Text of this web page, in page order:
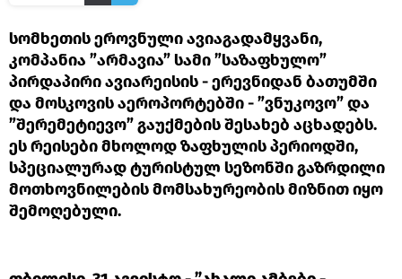
სომხეთის ეროვნული ავიაგადამყვანი,
კომპანია ”არმავია” სამი ”საზაფხულო”
პირდაპირი ავიარეისის - ერევნიდან ბათუმში
და მოსკოვის აეროპორტებში - ”ვნუკოვო” და
”შერემეტიევო” გაუქმების შესახებ აცხადებს.
ეს რეისები მხოლოდ ზაფხულის პერიოდში,
სპეციალურად ტურისტულ სეზონში გაზრდილი
მოთხოვნილების მომსახურეობის მიზნით იყო
შემოღებული.